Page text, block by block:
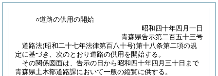
○道路の供用の開始
昭和四十年四月一日
青森県告示第二百五十三号
道路法(昭和二十七年法律第百八十号)第十八条第二項の規
定に基づき、次のとおり道路の供用を開始する。
その関係図面は、告示の日から昭和四十年四月三十日まで
青森県土木部道路課において一般の縦覧に供する。